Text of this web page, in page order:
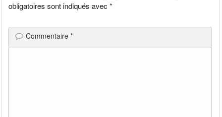
obligatoires sont indiqués avec*
Commentaire*